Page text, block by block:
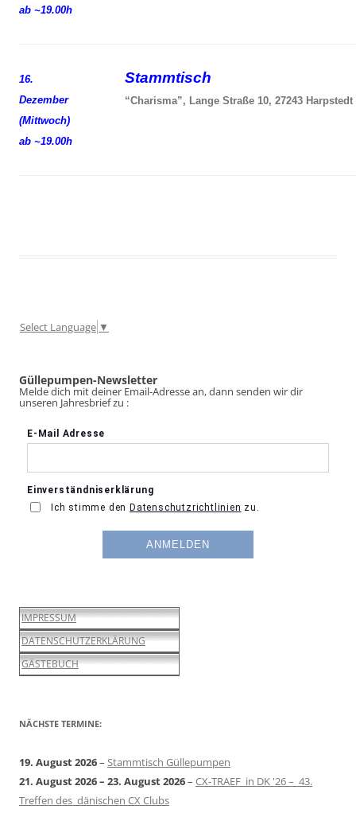
ab ~19.00h
16.
Dezember
(Mittwoch)
ab ~19.00h
Stammtisch
“Charisma”, Lange Straße 10, 27243 Harpstedt
Select Language ▼
Güllepumpen-Newsletter
Melde dich mit deiner Email-Adresse an, dann senden wir dir
unseren Jahresbrief zu :
IMPRESSUM
DATENSCHUTZERKLÄRUNG
GÄSTEBUCH
NÄCHSTE TERMINE:
19. August 2026– Stammtisch Güllepumpen
21. August 2026– 23. August 2026– CX-TRAEF in DK '26 – 43.
Treffen des dänischen CX Clubs